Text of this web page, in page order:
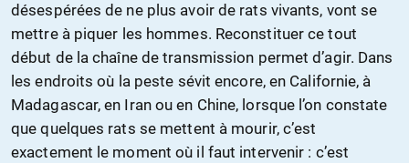
désespérées de ne plus avoir de rats vivants, vont se
mettre à piquer les hommes. Reconstituer ce tout
début de la chaîne de transmission permet d’agir. Dans
les endroits où la peste sévit encore, en Californie, à
Madagascar, en Iran ou en Chine, lorsque l’on constate
que quelques rats se mettent à mourir, c’est
exactement le moment où il faut intervenir : c’est